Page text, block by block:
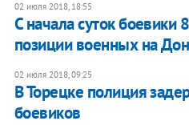
02 июля 2018, 18:55
С начала суток боевики
позиции военных на
02 июля 2018, 09:25
В Торецке полиция
боевиков